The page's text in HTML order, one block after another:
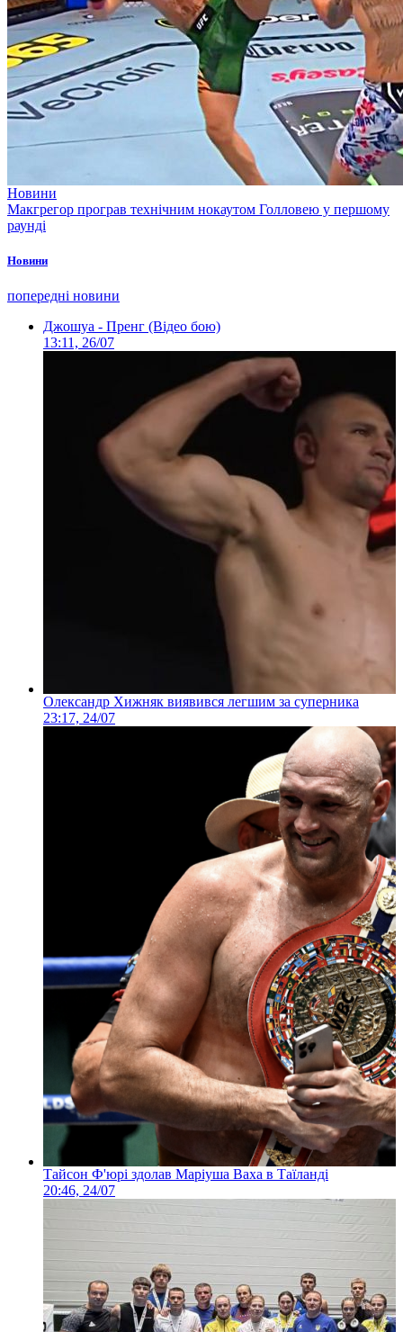
Новини
Макгрегор програв технічним нокаутом Голловею у першому
раунді
Новини
попередні новини
Джошуа - Пренг (Відео бою)
13:11, 26/07
Олександр Хижняк виявився легшим за суперника
23:17, 24/07
Тайсон Ф'юрі здолав Маріуша Ваха в Таїланді
20:46, 24/07